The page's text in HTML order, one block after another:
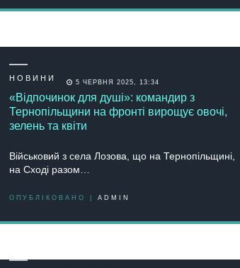
НОВИНИ 5 ЧЕРВНЯ 2025, 13:34
«Відпочинок для душі»: командир з
Тернопільщини на фронті вирощує овочі,
зелень та квіти
Військовий з села Лозова, що на Тернопільщині,
на Сході разом…
ОПУБЛІКОВАНО | ADMIN